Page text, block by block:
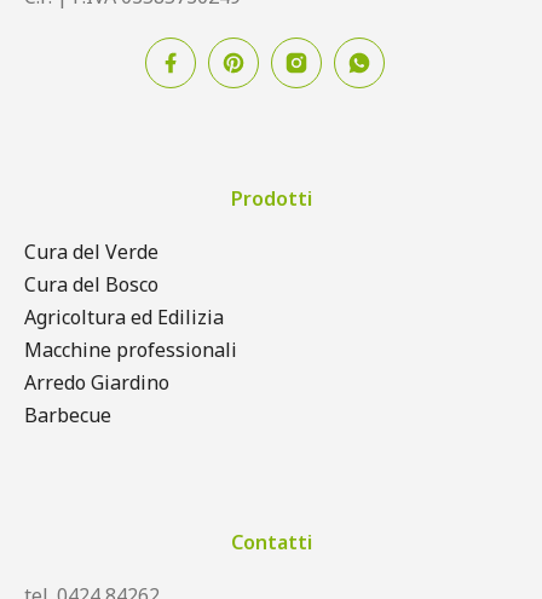
Prodotti
Cura del Verde
Cura del Bosco
Agricoltura ed Edilizia
Macchine professionali
Arredo Giardino
Barbecue
Contatti